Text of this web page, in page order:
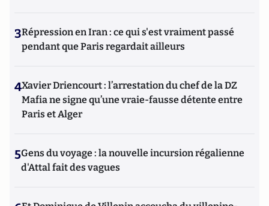
3Répression en Iran : ce qui s'est vraiment passé
pendant que Paris regardait ailleurs
4Xavier Driencourt : l’arrestation du chef de la DZ
Mafia ne signe qu’une vraie-fausse détente entre
Paris et Alger
5Gens du voyage : la nouvelle incursion régalienne
d'Attal fait des vagues